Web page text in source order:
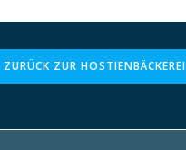
ZURÜCK ZUR HOSTIENBÄCKEREI